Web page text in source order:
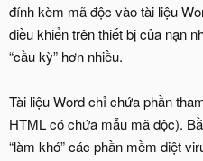
đính kèm mã độc vào tài liệu
điều khiển trên thiết bị của nạn
“cầu kỳ” hơn nhiều.
Tài liệu Word chỉ chứa phần
HTML có chứa mẫu mã độc).
“làm khó” các phần mềm diệt